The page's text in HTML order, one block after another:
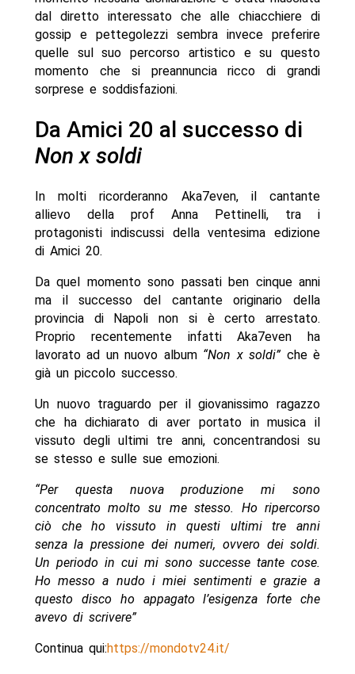
dal diretto interessato che alle chiacchiere di
gossip e pettegolezzi sembra invece preferire
quelle sul suo percorso artistico e su questo
momento che si preannuncia ricco di grandi
sorprese e soddisfazioni.
Da Amici 20 al successo di
Non x soldi
In molti ricorderanno Aka7even, il cantante
allievo della prof Anna Pettinelli, tra i
protagonisti indiscussi della ventesima edizione
di Amici 20.
Da quel momento sono passati ben cinque anni
ma il successo del cantante originario della
provincia di Napoli non si è certo arrestato.
Proprio recentemente infatti Aka7even ha
lavorato ad un nuovo album “Non x soldi”che è
già un piccolo successo.
Un nuovo traguardo per il giovanissimo ragazzo
che ha dichiarato di aver portato in musica il
vissuto degli ultimi tre anni, concentrandosi su
se stesso e sulle sue emozioni.
“Per questa nuova produzione mi sono
concentrato molto su me stesso. Ho ripercorso
ciò che ho vissuto in questi ultimi tre anni
senza la pressione dei numeri, ovvero dei soldi.
Un periodo in cui mi sono successe tante cose.
Ho messo a nudo i miei sentimenti e grazie a
questo disco ho appagato l’esigenza forte che
avevo di scrivere”
Continua qui:https://mondotv24.it/